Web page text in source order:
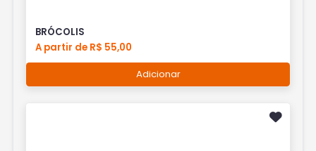
BRÓCOLIS
A partir de R$ 55,00
Adicionar